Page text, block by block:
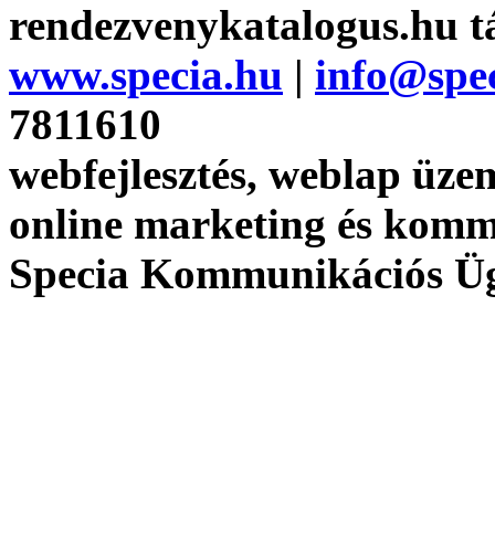
rendezvenykatalogus.hu
www.specia.hu |
7811610
webfejlesztés, weblap
online marketing és
Specia Kommunikációs